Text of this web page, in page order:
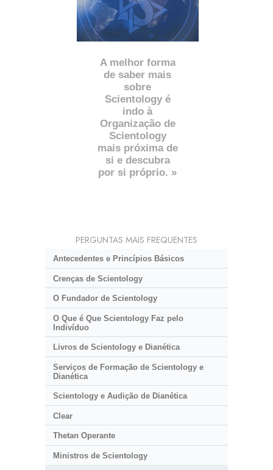
A melhor forma
de saber mais
sobre
Scientology é
indo à
Organização de
Scientology
mais próxima de
si e descubra
por si próprio. »
PERGUNTAS MAIS FREQUENTES
Antecedentes e Princípios Básicos
Crenças de Scientology
O Fundador de Scientology
O Que é Que Scientology Faz pelo
Indivíduo
Livros de Scientology e Dianética
Serviços de Formação de Scientology e
Dianética
Scientology e Audição de Dianética
Clear
Thetan Operante
Ministros de Scientology